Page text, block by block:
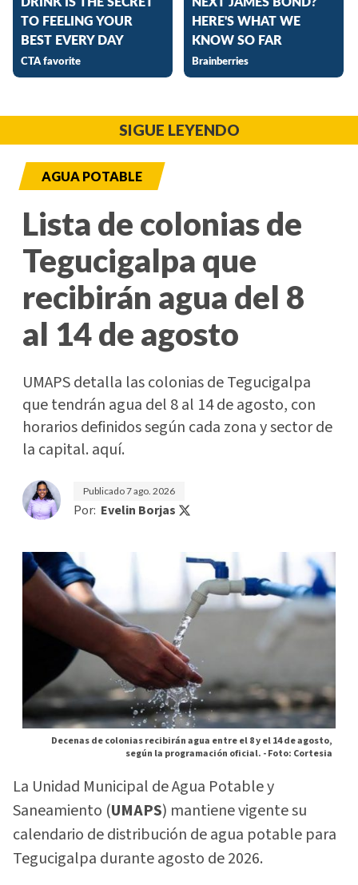
SIGUE LEYENDO
AGUA POTABLE
Lista de colonias de
Tegucigalpa que
recibirán agua del 8
al 14 de agosto
UMAPS detalla las colonias de Tegucigalpa
que tendrán agua del 8 al 14 de agosto, con
horarios definidos según cada zona y sector de
la capital. aquí.
Publicado7 ago. 2026
Por: Evelin Borjas
Decenas de colonias recibirán agua entre el 8 y el 14 de agosto,
según la programación oficial. -Foto: Cortesia
La Unidad Municipal de Agua Potable y
Saneamiento (UMAPS) mantiene vigente su
calendario de distribución de agua potable para
Tegucigalpa durante agosto de 2026.